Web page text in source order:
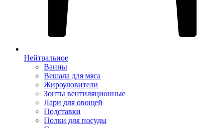
Нейтральное
Ванны
Вешала для мяса
Жироуловители
Зонты вентиляционные
Лари для овощей
Подставки
Полки для посуды